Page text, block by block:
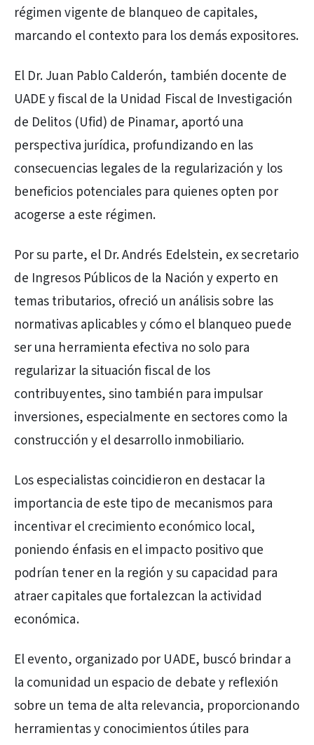
régimen vigente de blanqueo de capitales,
marcando el contexto para los demás expositores.
El Dr. Juan Pablo Calderón, también docente de
UADE y fiscal de la Unidad Fiscal de Investigación
de Delitos (Ufid) de Pinamar, aportó una
perspectiva jurídica, profundizando en las
consecuencias legales de la regularización y los
beneficios potenciales para quienes opten por
acogerse a este régimen.
Por su parte, el Dr. Andrés Edelstein, ex secretario
de Ingresos Públicos de la Nación y experto en
temas tributarios, ofreció un análisis sobre las
normativas aplicables y cómo el blanqueo puede
ser una herramienta efectiva no solo para
regularizar la situación fiscal de los
contribuyentes, sino también para impulsar
inversiones, especialmente en sectores como la
construcción y el desarrollo inmobiliario.
Los especialistas coincidieron en destacar la
importancia de este tipo de mecanismos para
incentivar el crecimiento económico local,
poniendo énfasis en el impacto positivo que
podrían tener en la región y su capacidad para
atraer capitales que fortalezcan la actividad
económica.
El evento, organizado por UADE, buscó brindar a
la comunidad un espacio de debate y reflexión
sobre un tema de alta relevancia, proporcionando
herramientas y conocimientos útiles para